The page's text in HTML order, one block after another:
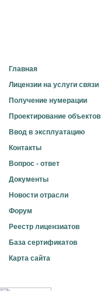
Главная
Лицензии на услуги связи
Получение нумерации
Проектирование объектов
Ввод в эксплуатацию
Контакты
Вопрос - ответ
Документы
Новости отрасли
Форум
Реестр лицензиатов
База сертификатов
Карта сайта